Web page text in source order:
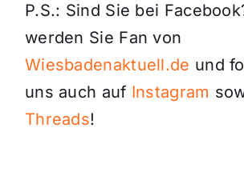
P.S.: Sind Sie bei
werden Sie Fan von
Wiesbadenaktuell.de und
uns auch auf Instagram
Threads!